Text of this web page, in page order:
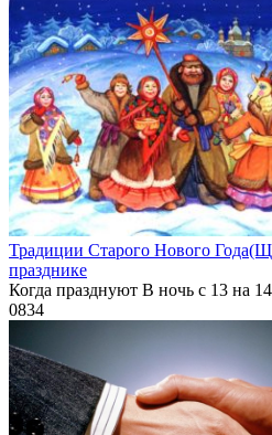
Традиции Старого Нового
празднике
Когда празднуют В ночь с 13 на
0834